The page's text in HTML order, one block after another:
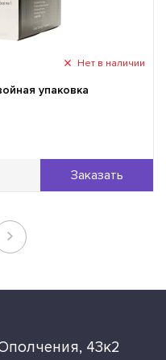
Нет в наличии
упаковка
Заказать
43к2